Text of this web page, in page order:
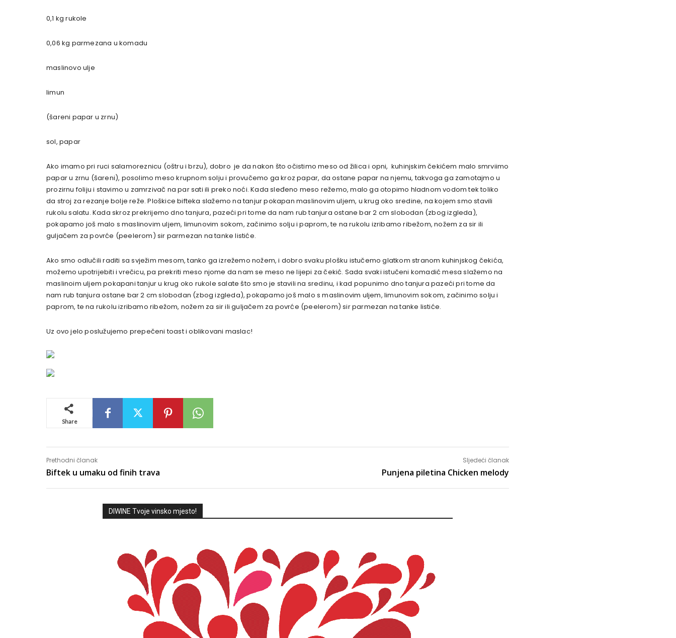
0,1 kg rukole
0,06 kg parmezana u komadu
maslinovo ulje
limun
(šareni papar u zrnu)
sol, papar
Ako imamo pri ruci salamoreznicu (oštru i brzu), dobro je da nakon što očistimo meso od žilica i opni, kuhinjskim čekićem malo smrviimo
papar u zrnu (šareni), posolimo meso krupnom solju i provučemo ga kroz papar, da ostane papar na njemu, takvoga ga zamotajmo u
prozirnu foliju i stavimo u zamrzivač na par sati ili preko noći. Kada sleđeno meso režemo, malo ga otopimo hladnom vodom tek toliko
da stroj za rezanje bolje reže. Ploškice bifteka slažemo na tanjur pokapan maslinovim uljem, u krug oko sredine, na kojem smo stavili
rukolu salatu. Kada skroz prekrijemo dno tanjura, pazeći pri tome da nam rub tanjura ostane bar 2 cm slobodan (zbog izgleda),
pokapamo još malo s maslinovim uljem, limunovim sokom, začinimo solju i paprom, te na rukolu izribamo ribežom, nožem za sir ili
guljačem za povrće (peelerom) sir parmezan na tanke listiće.
Ako smo odlučili raditi sa svježim mesom, tanko ga izrežemo nožem, i dobro svaku plošku istučemo glatkom stranom kuhinjskog čekića,
možemo upotrijebiti i vrečicu, pa prekriti meso njome da nam se meso ne lijepi za čekić. Sada svaki istučeni komadić mesa slažemo na
maslinoim uljem pokapani tanjur u krug oko rukole salate što smo je stavili na sredinu, i kad popunimo dno tanjura pazeći pri tome da
nam rub tanjura ostane bar 2 cm slobodan (zbog izgleda), pokapamo još malo s maslinovim uljem, limunovim sokom, začinimo solju i
paprom, te na rukolu izribamo ribežom, nožem za sir ili guljačem za povrće (peelerom) sir parmezan na tanke listiće.
Uz ovo jelo poslužujemo prepečeni toast i oblikovani maslac!
Share
Prethodni članak
Biftek u umaku od finih trava
Sljedeći članak
Punjena piletina Chicken melody
DIWINE Tvoje vinsko mjesto!